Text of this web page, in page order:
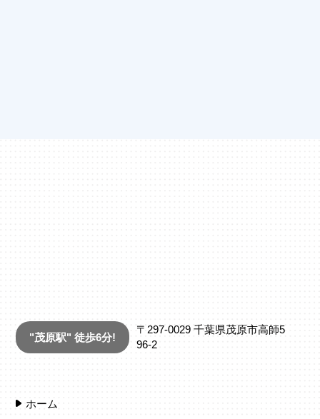
"茂原駅" 徒歩6分!
〒297-0029 千葉県茂原市高師5
96-2
ホーム